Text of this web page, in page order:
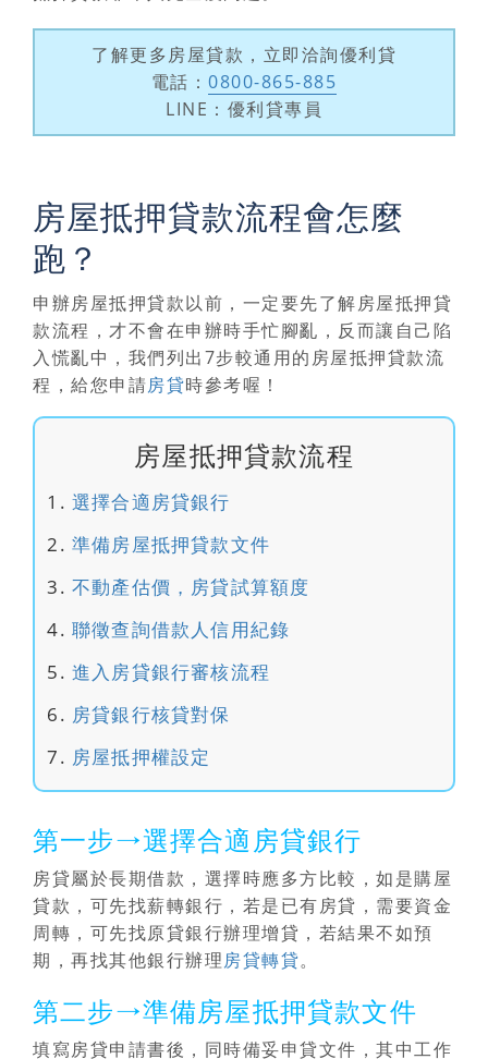
了解更多房屋貸款，立即洽詢優利貸
電話：0800-865-885
LINE：優利貸專員
房屋抵押貸款流程會怎麼
跑？
申辦房屋抵押貸款以前，一定要先了解房屋抵押貸
款流程 ，才不會在申辦時手忙腳亂，反而讓自己陷
入慌亂中，我們列出7步較通用的房屋抵押貸款流
程，給您申請房貸時參考喔！
房屋抵押貸款流程
選擇合適房貸銀行
準備房屋抵押貸款文件
不動產估價，房貸試算額度
聯徵查詢借款人信用紀錄
進入房貸銀行審核流程
房貸銀行核貸對保
房屋抵押權設定
第一步→選擇合適房貸銀行
房貸屬於長期借款，選擇時應多方比較，如是購屋
貸款，可先找薪轉銀行，若是已有房貸，需要資金
周轉，可先找原貸銀行辦理增貸，若結果不如預
期，再找其他銀行辦理房貸轉貸。
第二步→準備房屋抵押貸款文件
填寫房貸申請書後，同時備妥申貸文件，其中工作